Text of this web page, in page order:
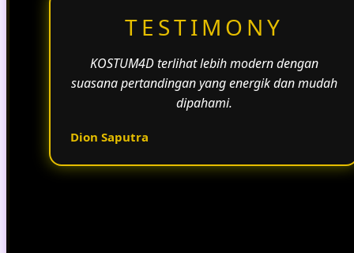
TESTIMONY
KOSTUM4D terlihat lebih modern dengan
suasana pertandingan yang energik dan mudah
dipahami.
Dion Saputra